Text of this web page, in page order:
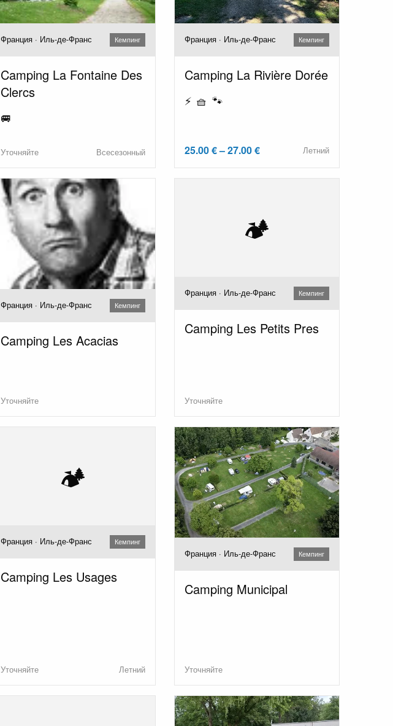
Франция · Иль-де-Франс Кемпинг
Camping La Fontaine Des
Clercs
🚐
Уточняйте Всесезонный
Франция · Иль-де-Франс Кемпинг
Camping La Rivière Dorée
⚡ 🧺 🐾
25.00 € – 27.00 € Летний
Франция · Иль-де-Франс Кемпинг
Camping Les Acacias
Уточняйте
🏕️
Франция · Иль-де-Франс Кемпинг
Camping Les Petits Pres
Уточняйте
🏕️
Франция · Иль-де-Франс Кемпинг
Camping Les Usages
Уточняйте Летний
Франция · Иль-де-Франс Кемпинг
Camping Municipal
Уточняйте